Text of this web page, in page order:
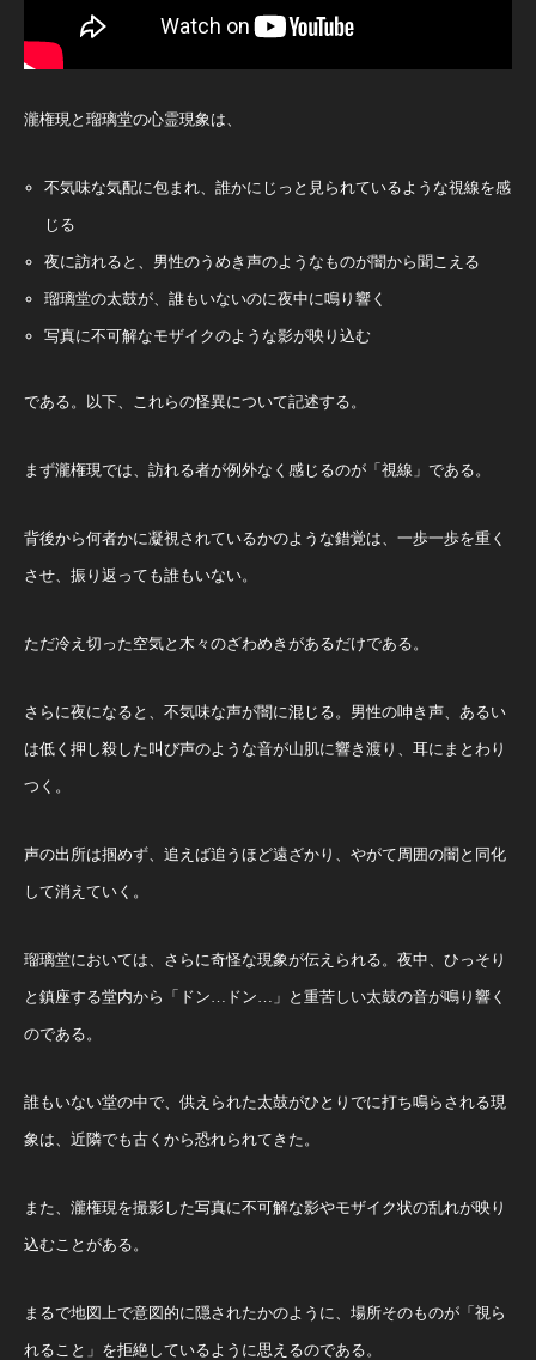
瀧権現と瑠璃堂の心霊現象は、
不気味な気配に包まれ、誰かにじっと見られているような視線を感
じる
夜に訪れると、男性のうめき声のようなものが闇から聞こえる
瑠璃堂の太鼓が、誰もいないのに夜中に鳴り響く
写真に不可解なモザイクのような影が映り込む
である。以下、これらの怪異について記述する。
まず瀧権現では、訪れる者が例外なく感じるのが「視線」である。
背後から何者かに凝視されているかのような錯覚は、一歩一歩を重く
させ、振り返っても誰もいない。
ただ冷え切った空気と木々のざわめきがあるだけである。
さらに夜になると、不気味な声が闇に混じる。男性の呻き声、あるい
は低く押し殺した叫び声のような音が山肌に響き渡り、耳にまとわり
つく。
声の出所は掴めず、追えば追うほど遠ざかり、やがて周囲の闇と同化
して消えていく。
瑠璃堂においては、さらに奇怪な現象が伝えられる。夜中、ひっそり
と鎮座する堂内から「ドン…ドン…」と重苦しい太鼓の音が鳴り響く
のである。
誰もいない堂の中で、供えられた太鼓がひとりでに打ち鳴らされる現
象は、近隣でも古くから恐れられてきた。
また、瀧権現を撮影した写真に不可解な影やモザイク状の乱れが映り
込むことがある。
まるで地図上で意図的に隠されたかのように、場所そのものが「視ら
れること」を拒絶しているように思えるのである。